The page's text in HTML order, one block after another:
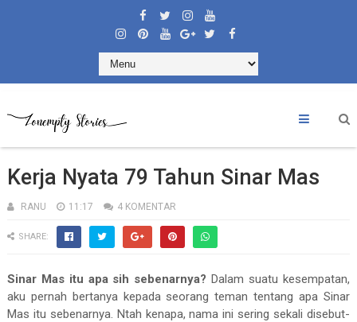
Kerja Nyata 79 Tahun Sinar Mas
RANU 11:17 4 KOMENTAR
SHARE:
Sinar Mas itu apa sih sebenarnya? Dalam suatu kesempatan,
aku pernah bertanya kepada seorang teman tentang apa Sinar
Mas itu sebenarnya. Ntah kenapa, nama ini sering sekali disebut-